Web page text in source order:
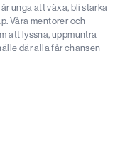
unga att växa, bli starka
Våra mentorer och
att lyssna, uppmuntra
där alla får chansen